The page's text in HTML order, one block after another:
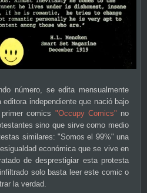
número, se edita mensualmente
independiente que nació bajo
comics "Occupy Comics" no
sino que sirve como medio
similares: "Somos el 99%" una
económica que se vive en
de desprestigiar esta protesta
solo basta leer este comic o
la verdad.